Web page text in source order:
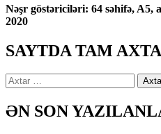
Nəşr göstəriciləri: 64 səhifə, A5,
2020
SAYTDA TAM
Axtarış:
ƏN SON